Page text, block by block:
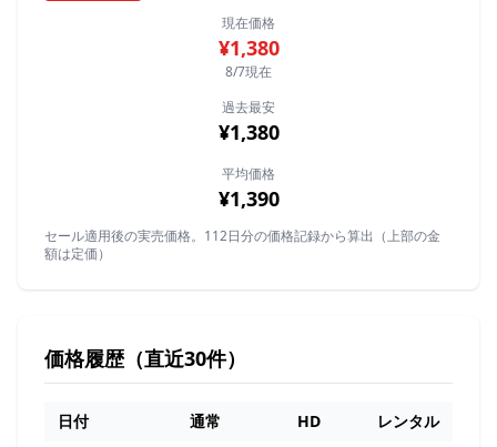
現在価格
¥1,380
8/7現在
過去最安
¥1,380
平均価格
¥1,390
セール適用後の実売価格。112日分の価格記録から算出（上部の金
額は定価）
価格履歴（直近30件）
日付 通常 HD レンタル